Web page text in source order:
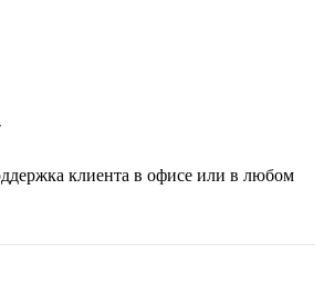
клиента в офисе или в любом